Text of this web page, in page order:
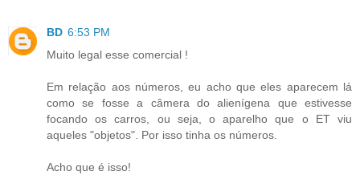
BD 6:53 PM
Muito legal esse comercial !
Em relação aos números, eu acho que eles aparecem lá
como se fosse a câmera do alienígena que estivesse
focando os carros, ou seja, o aparelho que o ET viu
aqueles "objetos". Por isso tinha os números.
Acho que é isso!